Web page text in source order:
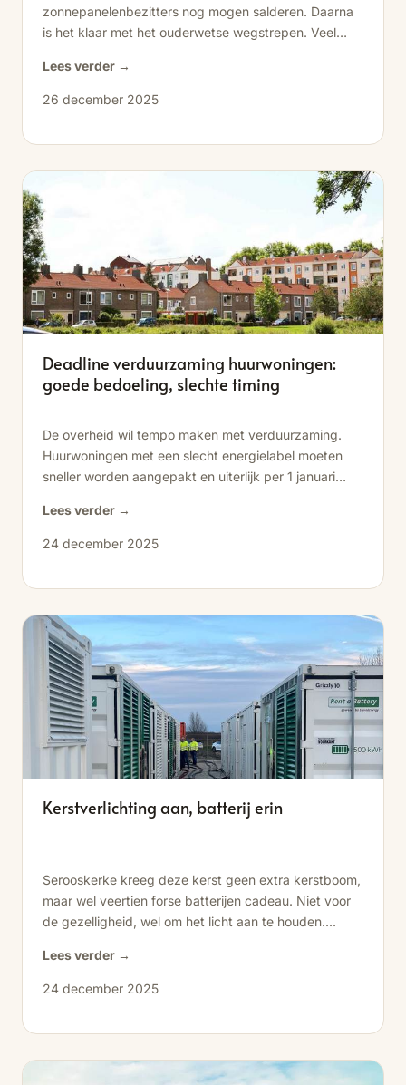
zonnepanelenbezitters nog mogen salderen. Daarna
is het klaar met het ouderwetse wegstrepen. Veel
Lees verder →
26 december 2025
Deadline verduurzaming huurwoningen:
goede bedoeling, slechte timing
De overheid wil tempo maken met verduurzaming.
Huurwoningen met een slecht energielabel moeten
sneller worden aangepakt en uiterlijk per 1 januari
Lees verder →
24 december 2025
Kerstverlichting aan, batterij erin
Serooskerke kreeg deze kerst geen extra kerstboom,
maar wel veertien forse batterijen cadeau. Niet voor
de gezelligheid, wel om het licht aan te houden....
Lees verder →
24 december 2025